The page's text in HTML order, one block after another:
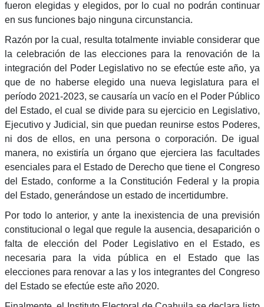
fueron elegidas y elegidos, por lo cual no podrán continuar
en sus funciones bajo ninguna circunstancia.
Razón por la cual, resulta totalmente inviable considerar que
la celebración de las elecciones para la renovación de la
integración del Poder Legislativo no se efectúe este año, ya
que de no haberse elegido una nueva legislatura para el
período 2021-2023, se causaría un vacío en el Poder Público
del Estado, el cual se divide para su ejercicio en Legislativo,
Ejecutivo y Judicial, sin que puedan reunirse estos Poderes,
ni dos de ellos, en una persona o corporación. De igual
manera, no existiría un órgano que ejerciera las facultades
esenciales para el Estado de Derecho que tiene el Congreso
del Estado, conforme a la Constitución Federal y la propia
del Estado, generándose un estado de incertidumbre.
Por todo lo anterior, y ante la inexistencia de una previsión
constitucional o legal que regule la ausencia, desaparición o
falta de elección del Poder Legislativo en el Estado, es
necesaria para la vida pública en el Estado que las
elecciones para renovar a las y los integrantes del Congreso
del Estado se efectúe este año 2020.